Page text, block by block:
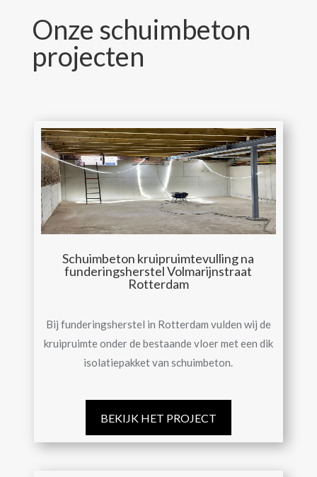
Onze schuimbeton
projecten
Schuimbeton kruipruimtevulling na
funderingsherstel Volmarijnstraat
Rotterdam
Bij funderingsherstel in Rotterdam vulden wij de
kruipruimte onder de bestaande vloer met een dik
isolatiepakket van schuimbeton.
BEKIJK HET PROJECT